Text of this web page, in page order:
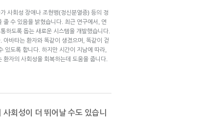
사회성 장애나 조현병(정신분열증) 등의 정
수 있음을 밝혔습니다. 최근 연구에서, 연
하도록 돕는 새로운 시스템을 개발했습니다.
바타는 환자와 똑같이 생겼으며, 똑같이 걷
있도록 합니다. 하지만 시간이 지남에 따라,
환자의 사회성을 회복하는데 도움을 줍니다.
회성이 더 뛰어날 수도 있습니